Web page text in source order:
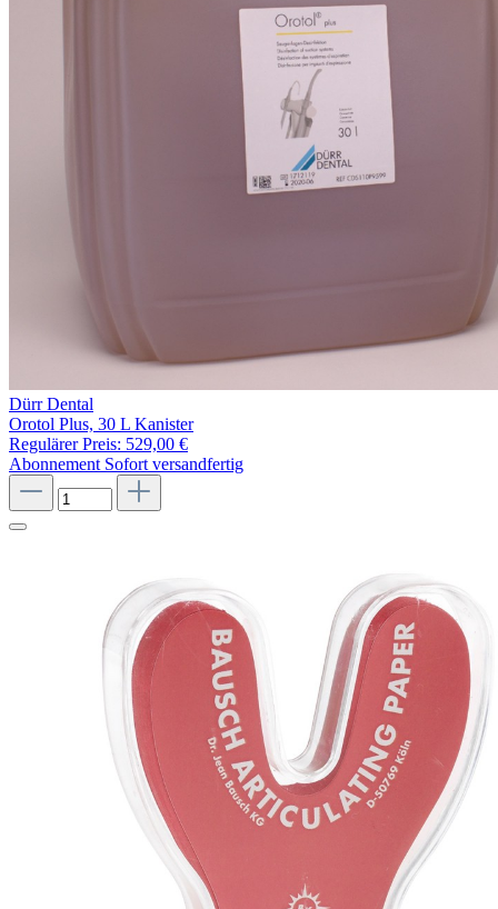
Dürr Dental
Orotol Plus, 30 L Kanister
Regulärer Preis: 529,00 €
Abonnement Sofort versandfertig